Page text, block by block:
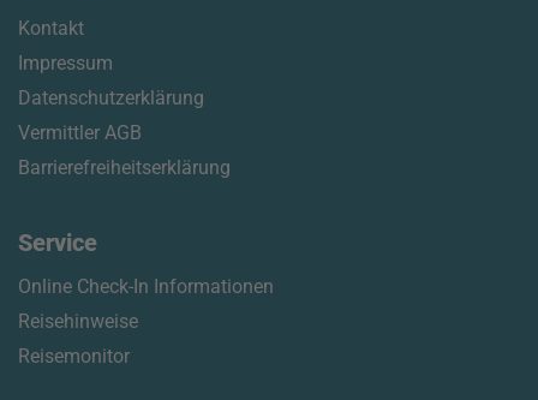
Kontakt
Impressum
Datenschutzerklärung
Vermittler AGB
Barrierefreiheitserklärung
Service
Online Check-In Informationen
Reisehinweise
Reisemonitor